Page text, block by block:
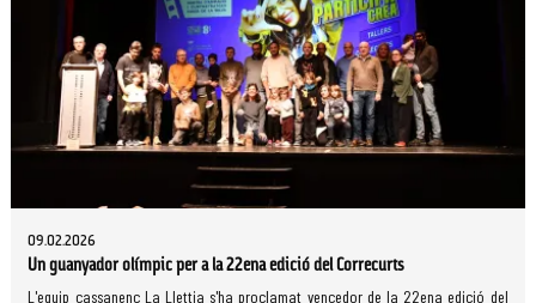
09.02.2026
Un guanyador olímpic per a la 22ena edició del Correcurts
L'equip cassanenc La Llettja s'ha proclamat vencedor de la 22ena edició del